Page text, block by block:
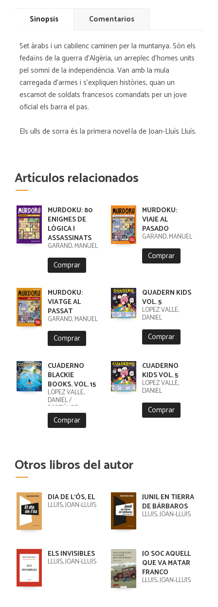
Sinopsis Comentarios
Set àrabs i un cabilenc caminen per la muntanya. Són els
fedaïns de la guerra d'Algèria, un arreplec d'homes units
pel somni de la independència. Van amb la mula
carregada d'armes i s'expliquen històries, quan un
escamot de soldats francesos comandats per un jove
oficial els barra el pas.
Els ulls de sorra és la primera novel·la de Joan-Lluís Lluís.
Artículos relacionados
MURDOKU: 80
ENIGMES DE
LÒGICA I
ASSASSINATS
GARAND, MANUEL
Comprar
MURDOKU:
VIAJE AL
PASADO
GARAND, MANUEL
Comprar
MURDOKU:
VIATGE AL
PASSAT
GARAND, MANUEL
Comprar
QUADERN KIDS
VOL. 5
LÓPEZ VALLE,
DANIEL
Comprar
CUADERNO
BLACKIE
BOOKS. VOL. 15
LÓPEZ VALLE,
DANIEL /
FORTÚNEZ,
CRISTOBAL
Comprar
CUADERNO
KIDS VOL. 5
LÓPEZ VALLE,
DANIEL
Comprar
Otros libros del autor
DIA DE L'ÓS, EL
LLUÍS, JOAN-LLUÍS
JUNIL EN TIERRA
DE BÁRBAROS
LLUÍS, JOAN-LLUÍS
ELS INVISIBLES
LLUÍS, JOAN-LLUÍS
JO SOC AQUELL
QUE VA MATAR
FRANCO
LLUÍS, JOAN-LLUÍS